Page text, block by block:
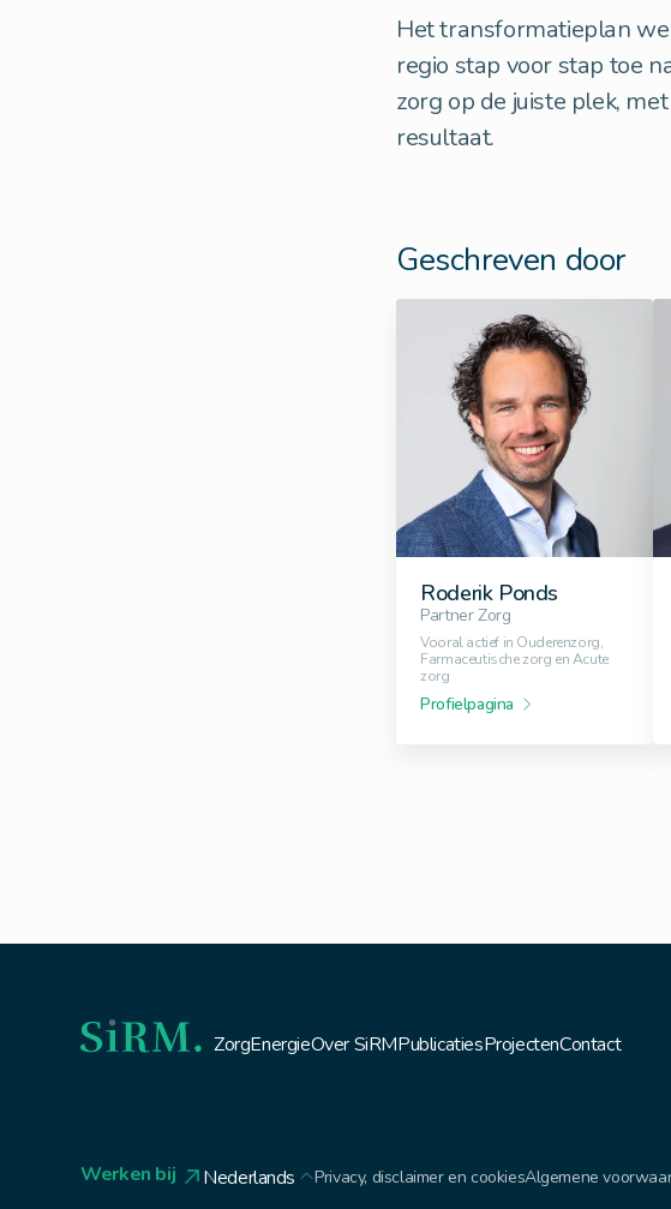
Het transformatieplan
regio stap voor stap toe
zorg op de juiste plek,
resultaat.
Geschreven door
Roderik Ponds
Partner Zorg
Vooral actief in Ouderenzorg,
Farmaceutische zorg en Acute
zorg
Profielpagina
ZorgEnergieOver SiRMPublicatiesProjectenContact
Werken bij Nederlands Privacy, disclaimer en cookiesAlgemene